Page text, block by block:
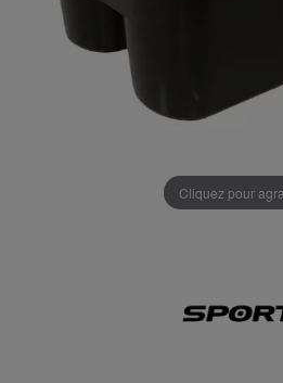
Cliquez pour